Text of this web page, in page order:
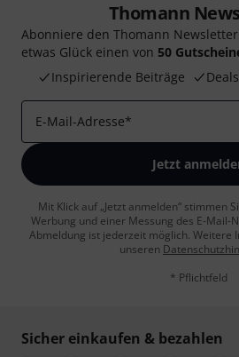
Thomann
Abonniere den Thomann
etwas Glück einen von 50
Inspirierende Beiträge
Deals
E-Mail-Adresse*
Jetzt
Mit Klick auf „Jetzt anmelden“ stimmen
Werbung und einer Messung des E-Mail-
Abmeldung ist jederzeit möglich. Weitere
unseren
* Pflichtfeld
Sicher einkaufen & bezahlen